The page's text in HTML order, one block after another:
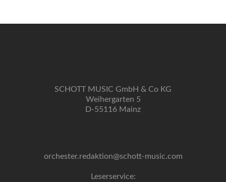
SCHOTT MUSIC GmbH & Co KG
Weihergarten 5
D-55116 Mainz
orchester.redaktion@schott-music.com
Leserservice: